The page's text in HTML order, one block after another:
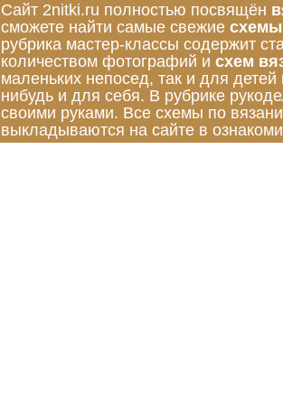
Сайт 2nitki.ru полностью посвящён
сможете найти самые свежие схемы
рубрика мастер-классы содержит
количеством фотографий и схем
маленьких непосед, так и для
нибудь и для себя. В рубрике
своими руками. Все схемы по
выкладываются на сайте в